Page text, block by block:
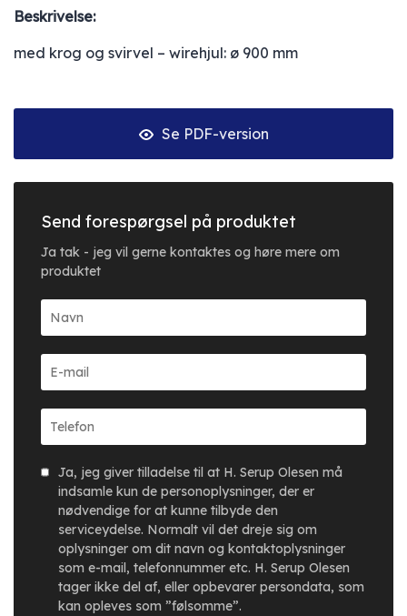
Beskrivelse:
med krog og svirvel – wirehjul: ø 900 mm
Se PDF-version
Send forespørgsel på produktet
Ja tak - jeg vil gerne kontaktes og høre mere om
produktet
Ja, jeg giver tilladelse til at H. Serup Olesen må
indsamle kun de personoplysninger, der er
nødvendige for at kunne tilbyde den
serviceydelse. Normalt vil det dreje sig om
oplysninger om dit navn og kontaktoplysninger
som e-mail, telefonnummer etc. H. Serup Olesen
tager ikke del af, eller opbevarer persondata, som
kan opleves som ”følsomme”.